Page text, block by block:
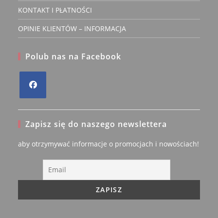
KONTAKT I PŁATNOŚCI
OPINIE KLIENTÓW – INFORMACJA
Polub nas na Facebook
a
new
Zapisz się do naszego newslettera
aby otrzymywać informacje o promocjach i nowościach!